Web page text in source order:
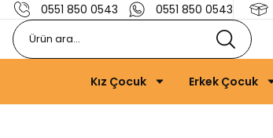
0551 850 0543 0551 850 0543
Kız Çocuk Erkek Çocuk